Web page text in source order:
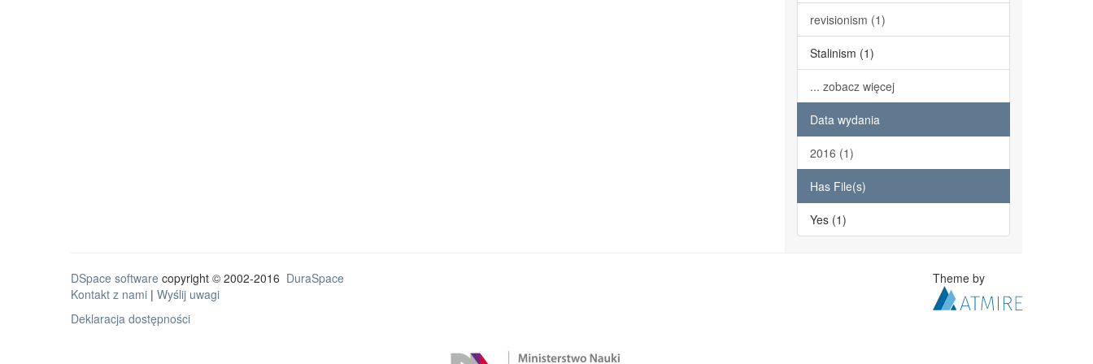
revisionism (1)
Stalinism (1)
... zobacz więcej
Data wydania
2016 (1)
Has File(s)
Yes (1)
DSpace software copyright © 2002-2016 DuraSpace
Kontakt z nami | Wyślij uwagi
Deklaracja dostępności
Theme by